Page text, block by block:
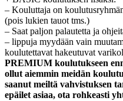
– Kouluttaja on
(pois lukien tauot tms.)
– Saat paljon palautetta ja
– lippuja myydään vain
koulutettavat hakeutuvat
PREMIUM koulutukseen
ollut aiemmin meidän
saanut meiltä vahvistuksen
epäilet asiaa, ota rohkeasti